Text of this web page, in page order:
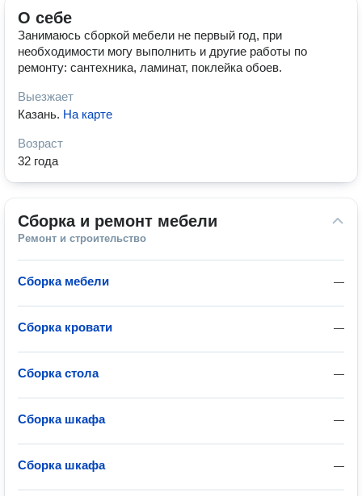
О себе
Занимаюсь сборкой мебели не первый год, при
необходимости могу выполнить и другие работы по
ремонту: сантехника, ламинат, поклейка обоев.
Выезжает
Казань. На карте
Возраст
32 года
Сборка и ремонт мебели
Ремонт и строительство
—
Сборка мебели
—
Сборка кровати
—
Сборка стола
—
Сборка шкафа
—
Сборка шкафа